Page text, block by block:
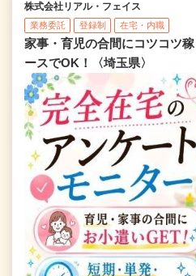
株式会社リアル・フェイス
業務委託 登録制 在宅・内職
家事・育児の合間にコツコツ
ースでOK！〈埼玉県〉